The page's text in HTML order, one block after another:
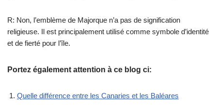
R: Non, l’emblème de Majorque n’a pas de signification
religieuse. Il est principalement utilisé comme symbole d’identité
et de fierté pour l’île.
Portez également attention à ce blog ci:
Quelle différence entre les Canaries et les Baléares